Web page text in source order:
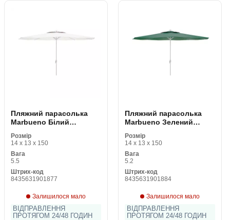
Пляжний парасолька
Marbueno Білий
cm
Розмір
14 x 13 x 150
Вага
5.5
Штрих-код
8435631901877
Залишилося мало
ВІДПРАВЛЕННЯ
ПРОТЯГОМ 24/48 ГОДИН
Пляжний парасолька
Marbueno Зелений
cm
Розмір
14 x 13 x 150
Вага
5.2
Штрих-код
8435631901884
Залишилося мало
ВІДПРАВЛЕННЯ
ПРОТЯГОМ 24/48 ГОДИН